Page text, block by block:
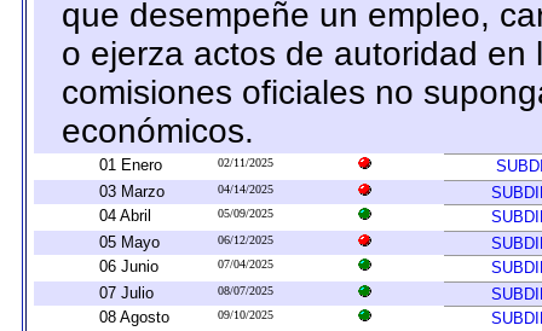
que desempeñe un empleo,
o ejerza actos de autoridad
comisiones oficiales no
económicos.
01 Enero 02/11/2025
03 Marzo
04/14/2025
04 Abril
05/09/2025
05 Mayo
06/12/2025
06 Junio
07/04/2025
07 Julio
08/07/2025
08 Agosto
09/10/2025